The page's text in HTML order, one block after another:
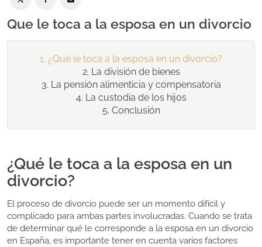
Que le toca a la esposa en un divorcio
¿Qué le toca a la esposa en un divorcio?
La división de bienes
La pensión alimenticia y compensatoria
La custodia de los hijos
Conclusión
¿Qué le toca a la esposa en un
divorcio?
El proceso de divorcio puede ser un momento difícil y
complicado para ambas partes involucradas. Cuando se trata
de determinar qué le corresponde a la esposa en un divorcio
en España, es importante tener en cuenta varios factores